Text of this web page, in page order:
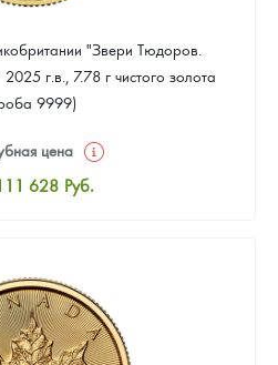
"Звери Тюдоров.
г.в., 7.78 г чистого золота
9999)
цена
628 Руб.
Цена выкупа
Звоните